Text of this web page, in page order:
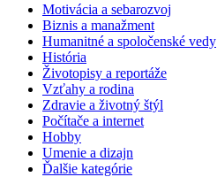
Motivácia a sebarozvoj
Biznis a manažment
Humanitné a spoločenské vedy
História
Životopisy a reportáže
Vzťahy a rodina
Zdravie a životný štýl
Počítače a internet
Hobby
Umenie a dizajn
Ďalšie kategórie